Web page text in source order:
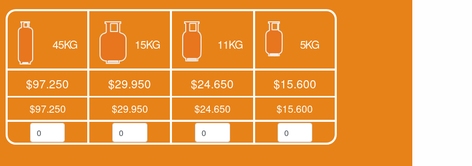
45KG
$97.250
$97.250
15KG
$29.950
$29.950
11KG
$24.650
$24.650
5KG
$15.600
$15.600